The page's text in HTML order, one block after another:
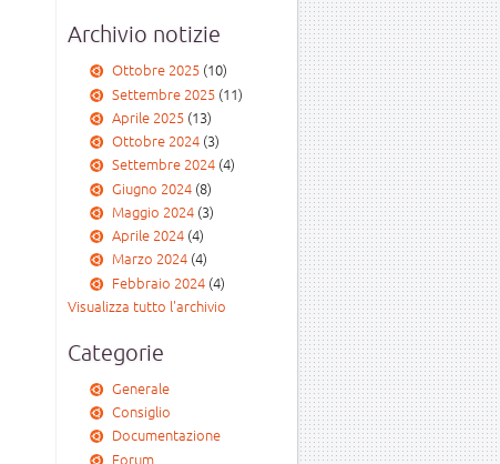
Archivio notizie
Ottobre 2025(10)
Settembre 2025(11)
Aprile 2025(13)
Ottobre 2024(3)
Settembre 2024(4)
Giugno 2024(8)
Maggio 2024(3)
Aprile 2024(4)
Marzo 2024(4)
Febbraio 2024(4)
Visualizza tutto l'archivio
Categorie
Generale
Consiglio
Documentazione
Forum